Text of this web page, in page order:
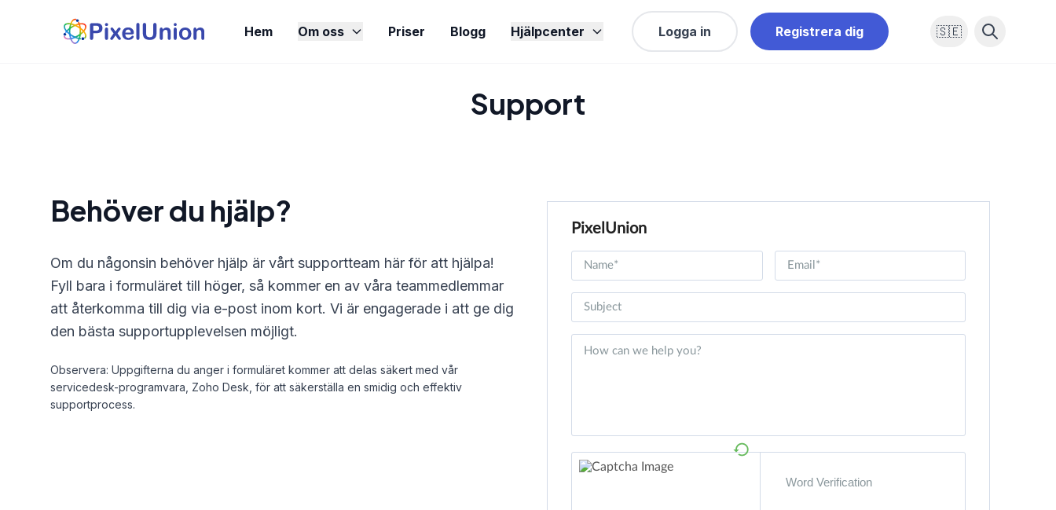
Hem Om oss Priser Blogg Hjälpcenter Logga in Registrera dig 🇸🇪
Support
Behöver du hjälp?
Om du någonsin behöver hjälp är vårt supportteam här för att hjälpa!
Fyll bara i formuläret till höger, så kommer en av våra teammedlemmar
att återkomma till dig via e-post inom kort. Vi är engagerade i att ge dig
den bästa supportupplevelsen möjligt.
Observera: Uppgifterna du anger i formuläret kommer att delas säkert med vår
servicedesk-programvara, Zoho Desk, för att säkerställa en smidig och effektiv
supportprocess.